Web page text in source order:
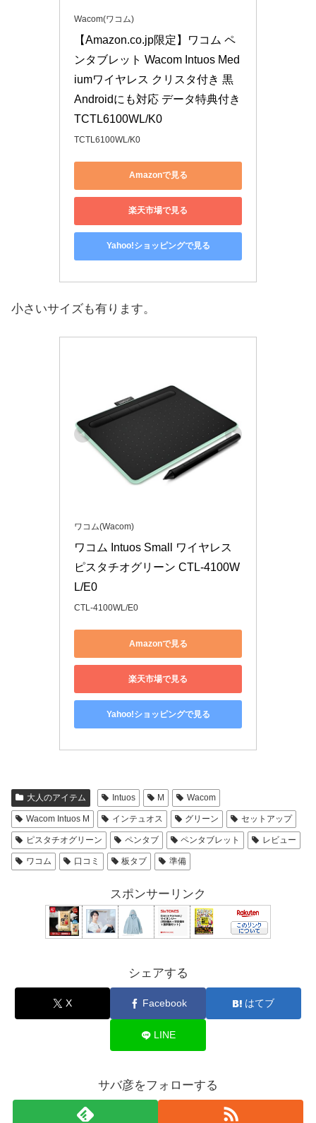
Wacom(ワコム)
【Amazon.co.jp限定】ワコム ペ
ンタブレット Wacom Intuos Med
iumワイヤレス クリスタ付き 黒
Androidにも対応 データ特典付き
TCTL6100WL/K0
TCTL6100WL/K0
Amazonで見る
楽天市場で見る
Yahoo!ショッピングで見る
小さいサイズも有ります。
ワコム(Wacom)
ワコム Intuos Small ワイヤレス
ピスタチオグリーン CTL-4100W
L/E0
CTL-4100WL/E0
Amazonで見る
楽天市場で見る
Yahoo!ショッピングで見る
大人のアイテム Intuos M Wacom
Wacom Intuos M インテュオス グリーン セットアップ
ピスタチオグリーン ペンタブ ペンタブレット レビュー
ワコム 口コミ 板タブ 準備
スポンサーリンク
シェアする
X Facebook はてブ
LINE
サバ彦をフォローする